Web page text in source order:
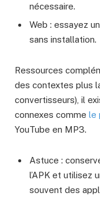
nécessaire.
Web : essayez
sans installation.
Ressources
des contextes plus
convertisseurs), il
connexes comme le
YouTube en MP3.
Astuce :
l’APK et utilisez
souvent des